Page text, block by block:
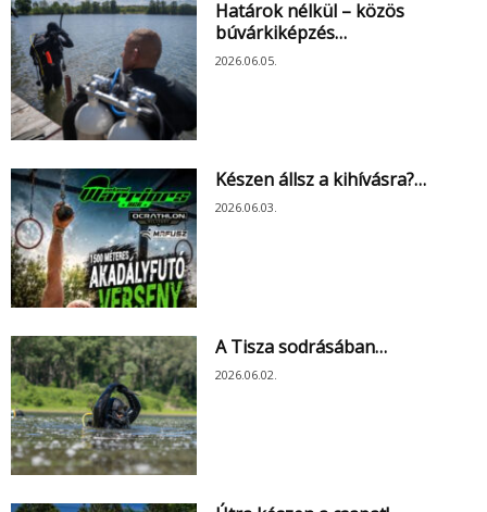
Határok nélkül – közös
búvárkiképzés…
2026.06.05.
Készen állsz a kihívásra?…
2026.06.03.
A Tisza sodrásában…
2026.06.02.